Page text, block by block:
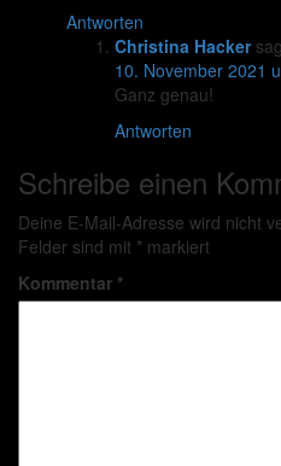
Antworten
Christina Hacker
10. November 2021
Ganz genau!
Antworten
Schreibe einen
Deine E-Mail-Adresse wird nicht
Felder sind mit * markiert
Kommentar *